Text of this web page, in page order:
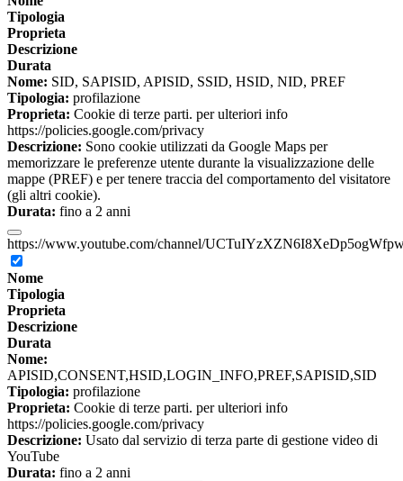
Tipologia
Proprieta
Descrizione
Durata
Nome: SID, SAPISID, APISID, SSID, HSID, NID, PREF
Tipologia: profilazione
Proprieta: Cookie di terze parti. per ulteriori info
https://policies.google.com/privacy
Descrizione: Sono cookie utilizzati da Google Maps per
memorizzare le preferenze utente durante la visualizzazione delle
mappe (PREF) e per tenere traccia del comportamento del visitatore
(gli altri cookie).
Durata: fino a 2 anni
https://www.youtube.com/channel/
Nome
Tipologia
Proprieta
Descrizione
Durata
Nome:
APISID,CONSENT,HSID,LOGIN_INFO,PREF,SAPISID,SID
Tipologia: profilazione
Proprieta: Cookie di terze parti. per ulteriori info
https://policies.google.com/privacy
Descrizione: Usato dal servizio di terza parte di gestione video di
YouTube
Durata: fino a 2 anni